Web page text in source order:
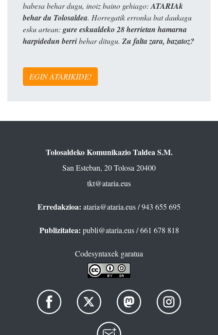
babesa behar dugu, inoiz baino gehiago:ATARIAk
behar du Tolosaldea. Horregatik erronka bat daukagu
esku artean: gure eskualdeko 28 herrietan hamarna
harpidedun berribehar ditugu. Zu falta zara, bazatoz?
EGIN ATARIKIDE!
Tolosaldeko Komunikazio Taldea S.M.
San Esteban, 20 Tolosa 20400
tkt@ataria.eus
Erredakzioa: ataria@ataria.eus/ 943 655 695
Publizitatea: publi@ataria.eus/ 661 678 818
Codesyntaxek garatua